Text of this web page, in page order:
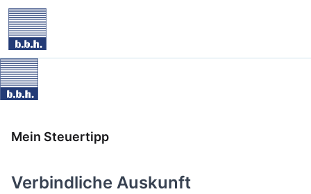
Mein Steuertipp
Verbindliche Auskunft